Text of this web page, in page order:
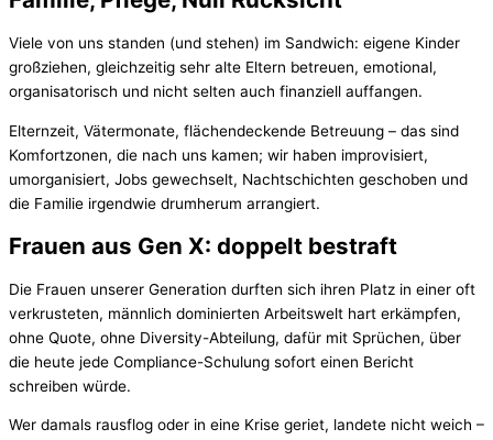
Viele von uns standen (und stehen) im Sandwich: eigene Kinder
großziehen, gleichzeitig sehr alte Eltern betreuen, emotional,
organisatorisch und nicht selten auch finanziell auffangen.
Elternzeit, Vätermonate, flächendeckende Betreuung – das sind
Komfortzonen, die nach uns kamen; wir haben improvisiert,
umorganisiert, Jobs gewechselt, Nachtschichten geschoben und
die Familie irgendwie drumherum arrangiert.
Frauen aus Gen X: doppelt bestraft
Die Frauen unserer Generation durften sich ihren Platz in einer oft
verkrusteten, männlich dominierten Arbeitswelt hart erkämpfen,
ohne Quote, ohne Diversity-Abteilung, dafür mit Sprüchen, über
die heute jede Compliance-Schulung sofort einen Bericht
schreiben würde.
Wer damals rausflog oder in eine Krise geriet, landete nicht weich –